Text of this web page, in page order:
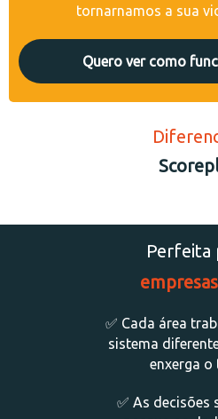
tornarnamos a sua
Quero ver como
Perfeita
✅ Cada área
sistema
enxerga o
✅ As decisões